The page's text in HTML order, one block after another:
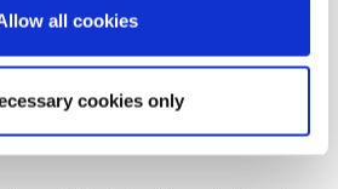
also like to:
by actively scanning it for
all cookies
cookies only
puuttuvat lääkkeet
Palvelu räätälöidään potilaan